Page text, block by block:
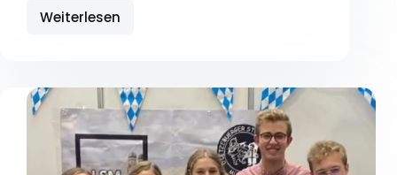
Weiterlesen
Réckbléck: